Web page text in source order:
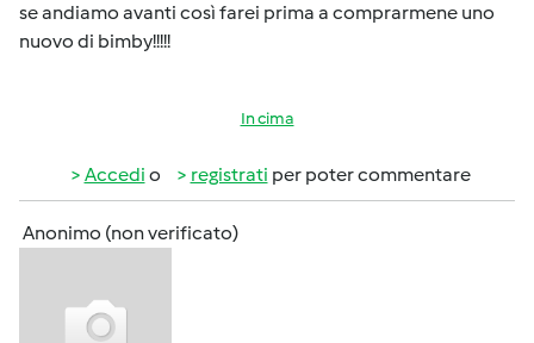
se andiamo avanti così farei prima a comprarmene uno
nuovo di bimby!!!!!
In cima
Accedi o registrati per poter commentare
Anonimo (non verificato)